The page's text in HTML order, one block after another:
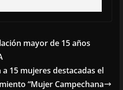
mayor de 15 años
a 15 mujeres destacadas el
“Mujer Campechana